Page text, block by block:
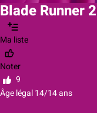
Blade Runner
Ma liste
Noter
9
Âge légal 14/14 ans